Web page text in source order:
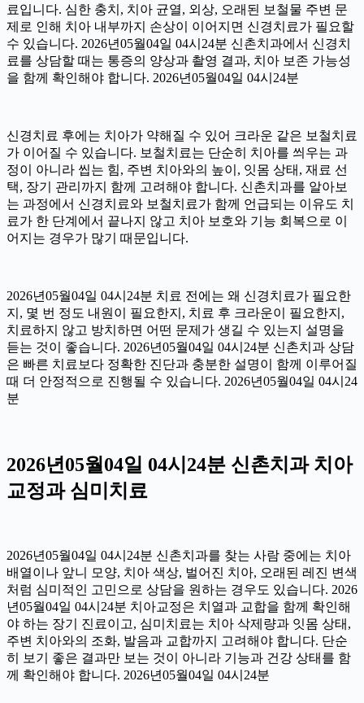
료입니다. 심한 충치, 치아 균열, 외상, 오래된 보철물 주변 문
제로 인해 치아 내부까지 손상이 이어지면 신경치료가 필요할
수 있습니다. 2026년05월04일 04시24분 신촌치과에서 신경치
료를 상담할 때는 통증의 양상과 촬영 결과, 치아 보존 가능성
을 함께 확인해야 합니다. 2026년05월04일 04시24분
신경치료 후에는 치아가 약해질 수 있어 크라운 같은 보철치료
가 이어질 수 있습니다. 보철치료는 단순히 치아를 씌우는 과
정이 아니라 씹는 힘, 주변 치아와의 높이, 잇몸 상태, 재료 선
택, 장기 관리까지 함께 고려해야 합니다. 신촌치과를 알아보
는 과정에서 신경치료와 보철치료가 함께 언급되는 이유도 치
료가 한 단계에서 끝나지 않고 치아 보호와 기능 회복으로 이
어지는 경우가 많기 때문입니다.
2026년05월04일 04시24분 치료 전에는 왜 신경치료가 필요한
지, 몇 번 정도 내원이 필요한지, 치료 후 크라운이 필요한지,
치료하지 않고 방치하면 어떤 문제가 생길 수 있는지 설명을
듣는 것이 좋습니다. 2026년05월04일 04시24분 신촌치과 상담
은 빠른 치료보다 정확한 진단과 충분한 설명이 함께 이루어질
때 더 안정적으로 진행될 수 있습니다. 2026년05월04일 04시24
분
2026년05월04일 04시24분 신촌치과 치아
교정과 심미치료
2026년05월04일 04시24분 신촌치과를 찾는 사람 중에는 치아
배열이나 앞니 모양, 치아 색상, 벌어진 치아, 오래된 레진 변색
처럼 심미적인 고민으로 상담을 원하는 경우도 있습니다. 2026
년05월04일 04시24분 치아교정은 치열과 교합을 함께 확인해
야 하는 장기 진료이고, 심미치료는 치아 삭제량과 잇몸 상태,
주변 치아와의 조화, 발음과 교합까지 고려해야 합니다. 단순
히 보기 좋은 결과만 보는 것이 아니라 기능과 건강 상태를 함
께 확인해야 합니다. 2026년05월04일 04시24분